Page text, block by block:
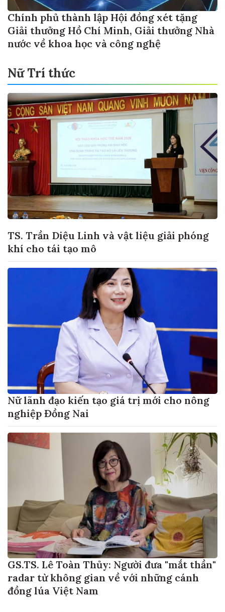
Chính phủ thành lập Hội đồng xét tặng
Giải thưởng Hồ Chí Minh, Giải thưởng Nhà
nước về khoa học và công nghệ
Nữ Trí thức
TS. Trần Diệu Linh và vật liệu giải phóng
khí cho tái tạo mô
Nữ lãnh đạo kiến tạo giá trị mới cho nông
nghiệp Đồng Nai
GS.TS. Lê Toàn Thủy: Người đưa "mắt thần"
radar từ không gian về với những cánh
đồng lúa Việt Nam